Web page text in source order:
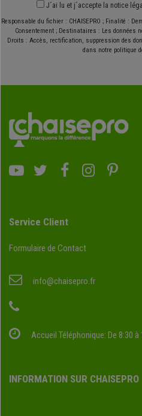
J´ai lu et j´accepte la notice
Responsable du fichier : CHAISEPRO ; Finalité :
Consentement ; Destinataires : Les données
Droits : Accès, rectification, suppression des
dans notre politique
Service Client
Formulaire de Contact
info@chaisepro.fr
Accueil Téléphonique: De 8:30 à
INFORMATION SUR CHAISEPRO